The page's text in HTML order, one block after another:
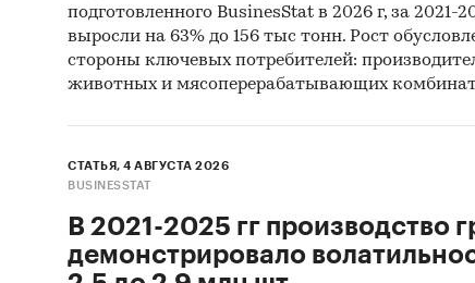
подготовленного BusinesStat в 2026 г, за 2021-
выросли на 63% до 156 тыс тонн. Рост
стороны ключевых потребителей:
животных и мясоперерабатывающих
СТАТЬЯ, 4 АВГУСТА 2026
BUSINESSTAT
В 2021-2025 гг производство
демонстрировало